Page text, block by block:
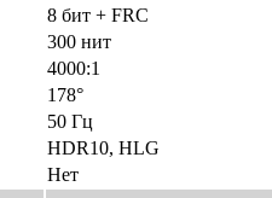
8 бит + FRC
300 нит
4000:1
178°
50 Гц
HDR10, HLG
Нет